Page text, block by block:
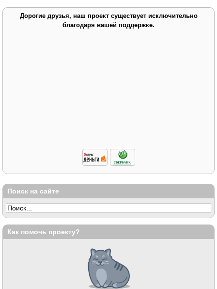
Дорогие друзья, наш проект существует исключительно
благодаря вашей поддержке.
Поиск на сайте
Как помочь проекту?